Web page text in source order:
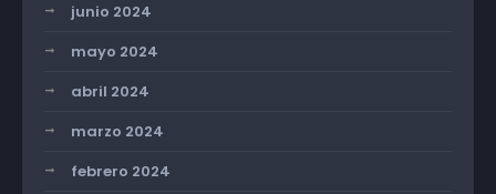
junio 2024
mayo 2024
abril 2024
marzo 2024
febrero 2024